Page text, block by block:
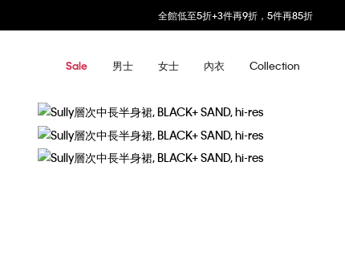
全館低至5折+3件再9折，5件再85折
Sale 男士 女士 內衣 Collection